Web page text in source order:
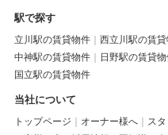
駅で探す
立川駅の賃貸物件 西立川駅の賃
中神駅の賃貸物件
日野駅の賃貸
国立駅の賃貸物件
当社について
トップページ オーナー様へ ス